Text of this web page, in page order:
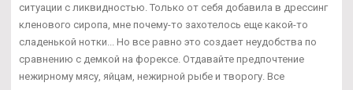
ситуации с ликвидностью. Только от себя добавила в дрессинг
кленового сиропа, мне почему-то захотелось еще какой-то
сладенькой нотки... Но все равно это создает неудобства по
сравнению с демкой на форексе. Отдавайте предпочтение
нежирному мясу, яйцам, нежирной рыбе и творогу. Все